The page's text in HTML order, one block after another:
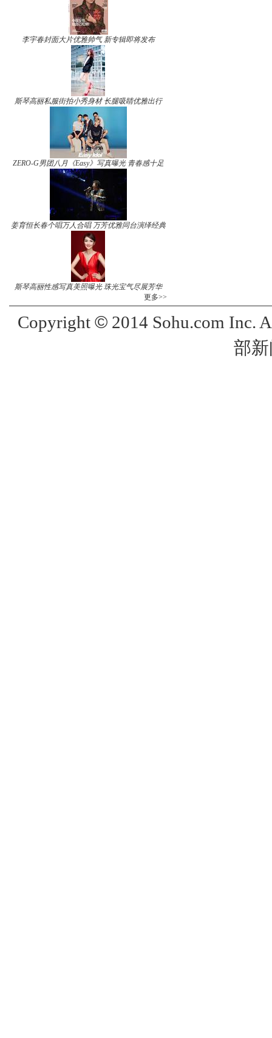
李宇春封面大片优雅帅气 新专辑即将发布
斯琴高丽私服街拍小秀身材 长腿吸睛优雅出行
ZERO-G男团八月《Easy》写真曝光 青春感十足
姜育恒长春个唱万人合唱 万芳优雅同台演绎经典
斯琴高丽性感写真美照曝光 珠光宝气尽展芳华
更多>>
Copyright ©2014 Sohu.com Inc.
部